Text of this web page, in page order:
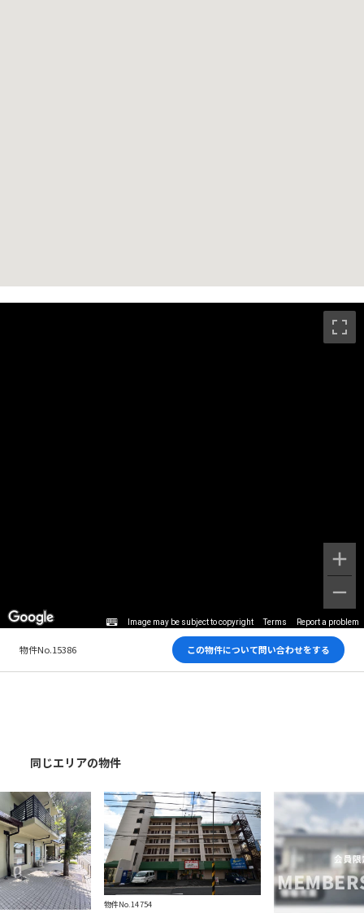
Image may be subject to copyright Terms Report a problem
物件No.15386 この物件について問い合わせをする
同じエリアの物件
物件No.14754